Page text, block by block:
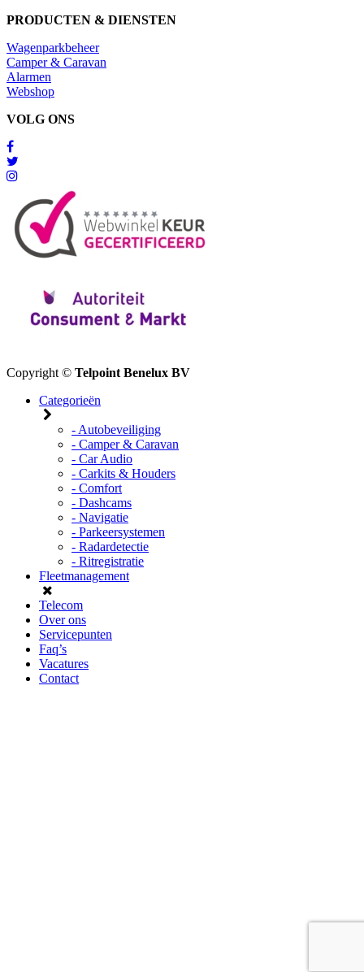
PRODUCTEN & DIENSTEN
Wagenparkbeheer
Camper & Caravan
Alarmen
Webshop
VOLG ONS
Copyright © Telpoint Benelux BV
Categorieën
- Autobeveiliging
- Camper & Caravan
- Car Audio
- Carkits & Houders
- Comfort
- Dashcams
- Navigatie
- Parkeersystemen
- Radardetectie
- Ritregistratie
Fleetmanagement
Telecom
Over ons
Servicepunten
Faq’s
Vacatures
Contact